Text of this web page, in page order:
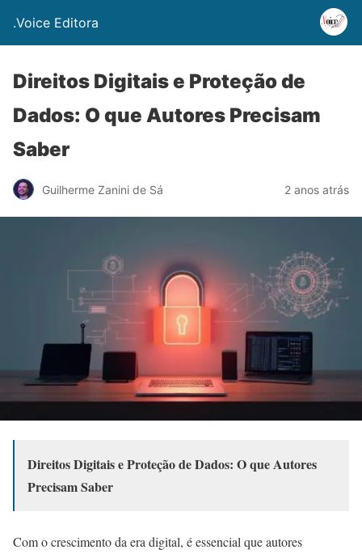
.Voice Editora
Direitos Digitais e Proteção de
Dados: O que Autores Precisam
Saber
Guilherme Zanini de Sá 2 anos atrás
Direitos Digitais e Proteção de Dados: O que Autores
Precisam Saber
Com o crescimento da era digital, é essencial que autores